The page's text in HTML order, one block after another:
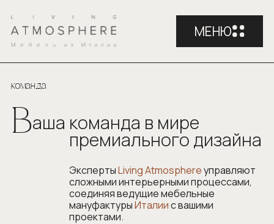
МЕНЮ
МЕНЮ
аша команда в мире
премиального дизайна
В
ЭкспертыLiving Atmosphere управляют
соединяя ведущие мебельные
мануфактуры Италиис вашими
проектами.